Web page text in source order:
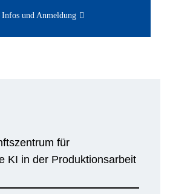
Infos und Anmeldung
für
KI in der Produktionsarbeit